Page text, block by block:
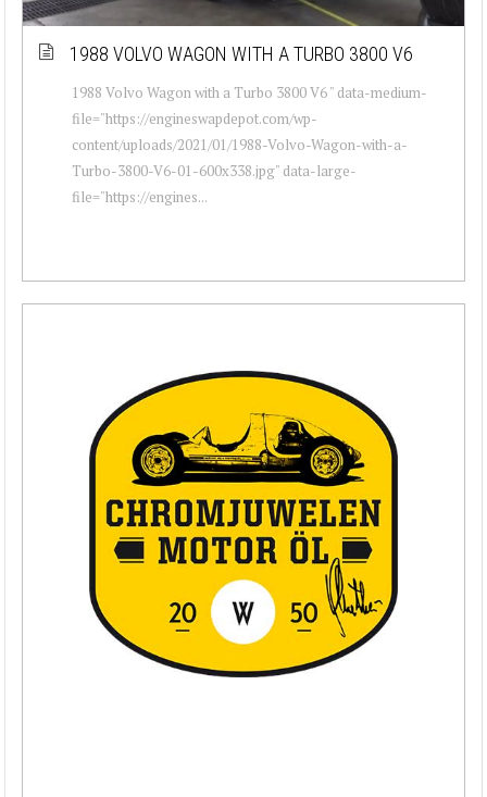
1988 VOLVO WAGON WITH A TURBO 3800 V6
1988 Volvo Wagon with a Turbo 3800 V6 " data-medium-
file="https://engineswapdepot.com/wp-
content/uploads/2021/01/1988-Volvo-Wagon-with-a-
Turbo-3800-V6-01-600x338.jpg" data-large-
file="https://engines...